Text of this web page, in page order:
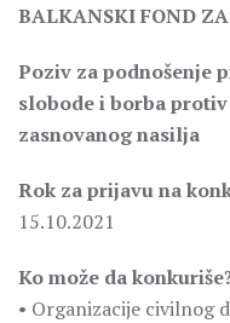
BALKANSKI FOND
Poziv za podnošenje
slobode i borba
zasnovanog nasilja
Rok za prijavu na
15.10.2021
Ko može da
• Organizacije civilnog